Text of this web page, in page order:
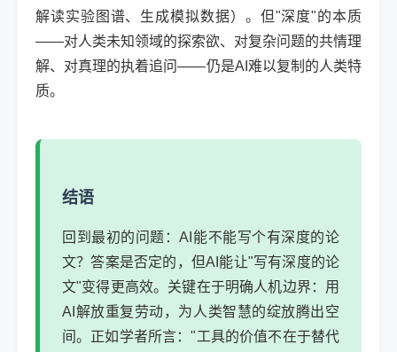
解读实验图谱、生成模拟数据）。但"深度"的本质
——对人类未知领域的探索欲、对复杂问题的共情理
解、对真理的执着追问——仍是AI难以复制的人类特
质。
结语
回到最初的问题：AI能不能写个有深度的论
文？答案是否定的，但AI能让"写有深度的论
文"变得更高效。关键在于明确人机边界：用
AI解放重复劳动，为人类智慧的绽放腾出空
间。正如学者所言："工具的价值不在于替代